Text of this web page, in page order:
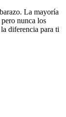
La mayoría
nunca los
diferencia para ti